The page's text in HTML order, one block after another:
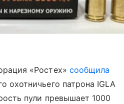
«Ростех» сообщила
охотничьего патрона IGLA
пули превышает 1000